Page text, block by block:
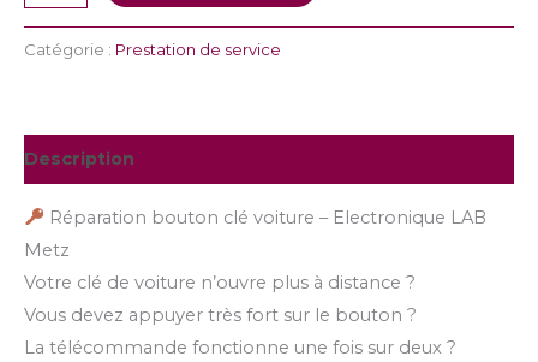
Catégorie : Prestation de service
Description
Réparation bouton clé voiture – Electronique LAB
Metz
Votre clé de voiture n’ouvre plus à distance ?
Vous devez appuyer très fort sur le bouton ?
La télécommande fonctionne une fois sur deux ?